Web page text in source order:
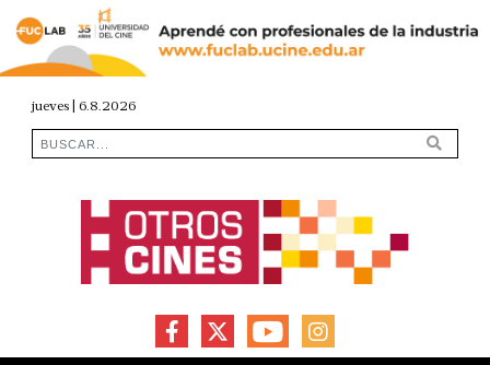
jueves | 6.8.2026
FACEBOOKYOUTUBEINSTAGRAM